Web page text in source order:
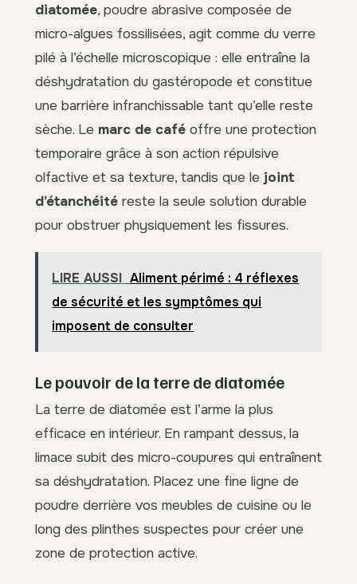
diatomée, poudre abrasive composée de
micro-algues fossilisées, agit comme du verre
pilé à l’échelle microscopique : elle entraîne la
déshydratation du gastéropode et constitue
une barrière infranchissable tant qu’elle reste
sèche. Le marc de café offre une protection
temporaire grâce à son action répulsive
olfactive et sa texture, tandis que le joint
d’étanchéité reste la seule solution durable
pour obstruer physiquement les fissures.
LIRE AUSSI Aliment périmé : 4 réflexes
de sécurité et les symptômes qui
imposent de consulter
Le pouvoir de la terre de diatomée
La terre de diatomée est l’arme la plus
efficace en intérieur. En rampant dessus, la
limace subit des micro-coupures qui entraînent
sa déshydratation. Placez une fine ligne de
poudre derrière vos meubles de cuisine ou le
long des plinthes suspectes pour créer une
zone de protection active.